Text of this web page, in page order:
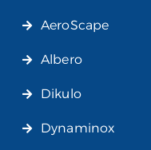
AeroScape
Albero
Dikulo
Dynaminox